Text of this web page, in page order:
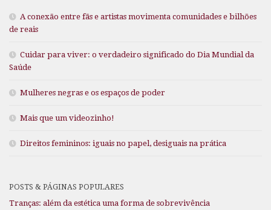
A conexão entre fãs e artistas movimenta comunidades e bilhões
de reais
Cuidar para viver: o verdadeiro significado do Dia Mundial da
Saúde
Mulheres negras e os espaços de poder
Mais que um videozinho!
Direitos femininos: iguais no papel, desiguais na prática
POSTS & PÁGINAS POPULARES
Tranças: além da estética uma forma de sobrevivência